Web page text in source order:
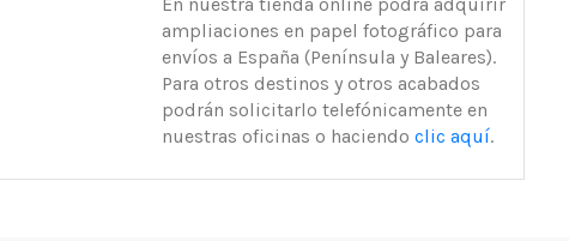
En nuestra tienda online podrá adquirir
ampliaciones en papel fotográfico para
envíos a España (Península y Baleares).
Para otros destinos y otros acabados
podrán solicitarlo telefónicamente en
nuestras oficinas o haciendo clic aquí.